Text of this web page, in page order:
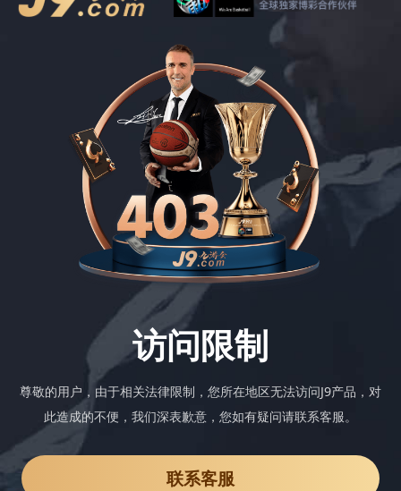
访问限制
尊敬的用户，由于相关法律限制，您所在地区无法访问J9产品，对
此造成的不便，我们深表歉意，您如有疑问请联系客服。
联系客服